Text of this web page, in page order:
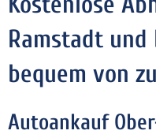
Ramstadt
bequem von
Autoankauf